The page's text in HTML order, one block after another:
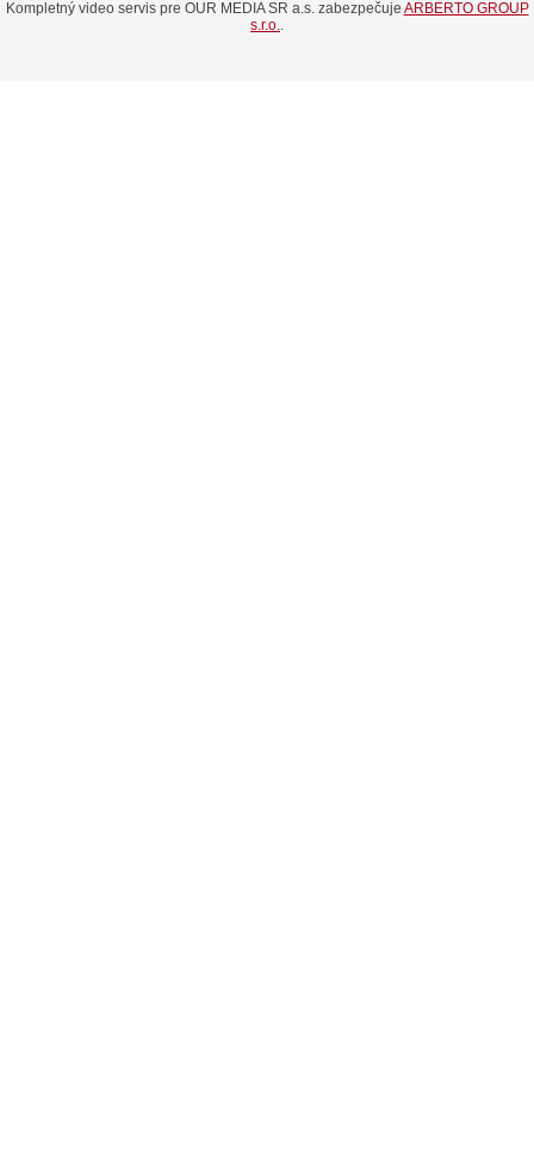
Kompletný video servis pre OUR MEDIA SR a.s. zabezpečuje ARBERTO GROUP
s.r.o..